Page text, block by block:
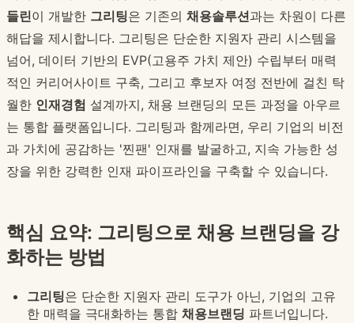
들린이 개발한 그리팅은 기존의 채용솔루션과는 차원이 다른
해답을 제시합니다. 그리팅은 단순한 지원자 관리 시스템을
넘어, 데이터 기반의 EVP(고용주 가치 제안) 수립부터 매력
적인 커리어사이트 구축, 그리고 후보자 여정 전반에 걸친 탁
월한 인재경험 설계까지, 채용 브랜딩의 모든 과정을 아우르
는 통합 플랫폼입니다. 그리팅과 함께라면, 우리 기업의 비전
과 가치에 공감하는 '찐팬' 인재를 발굴하고, 지속 가능한 성
장을 위한 강력한 인재 파이프라인을 구축할 수 있습니다.
핵심 요약: 그리팅으로 채용 브랜딩을 강
화하는 방법
그리팅은 단순한 지원자 관리 도구가 아닌, 기업의 고유
한 매력을 극대화하는 통합 채용브랜딩 파트너입니다.